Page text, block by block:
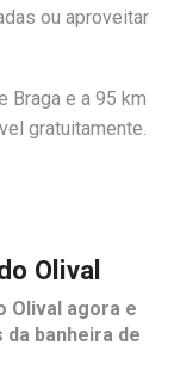
ou aproveitar
Braga e a 95 km
gratuitamente.
Olival
Olival agora e
banheira de